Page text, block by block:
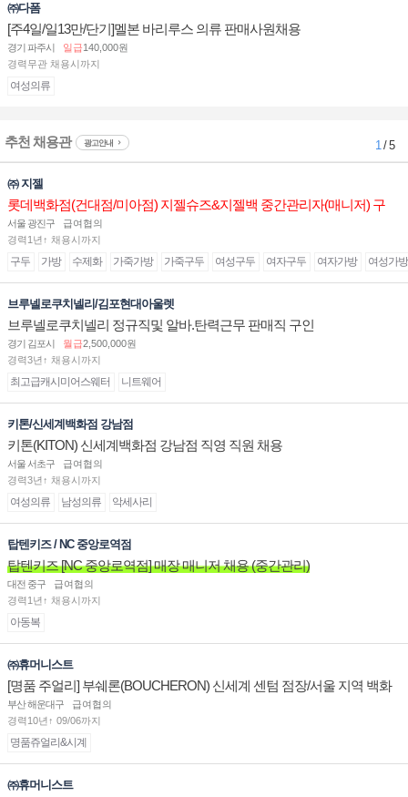
㈜다폼
[주4일/일13만/단기]멜본 바리루스 의류 판매사원채용
경기 파주시 일급140,000원
경력무관 채용시까지
여성의류
추천 채용관 광고안내 1/ 5
㈜ 지젤
롯데백화점(건대점/미아점) 지젤슈즈&지젤백 중간관리자(매니저) 구
인합니다
서울 광진구
급여협의
경력1년↑ 채용시까지
구두 가방 수제화 가죽가방 가죽구두 여성구두 여자구두 여자가방 여성가방
브루넬로쿠치넬리/김포현대아울렛
브루넬로쿠치넬리 정규직및 알바.탄력근무 판매직 구인
경기 김포시 월급2,500,000원
경력3년↑ 채용시까지
최고급캐시미어스웨터 니트웨어
키톤/신세계백화점 강남점
키톤(KITON) 신세계백화점 강남점 직영 직원 채용
서울 서초구
급여협의
경력3년↑ 채용시까지
여성의류 남성의류 악세사리
탑텐키즈 / NC 중앙로역점
탑텐키즈 [NC 중앙로역점] 매장 매니저 채용 (중간관리)
대전 중구
급여협의
경력1년↑ 채용시까지
아동복
㈜휴머니스트
[명품 주얼리] 부쉐론(BOUCHERON) 신세계 센텀 점장/서울 지역 백화
점 판매사원 채용
부산 해운대구
급여협의
경력10년↑ 09/06까지
명품쥬얼리&시계
㈜휴머니스트